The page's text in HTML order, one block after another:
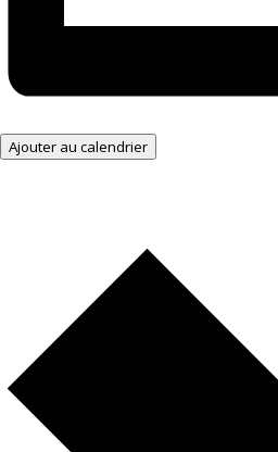
Ajouter au calendrier